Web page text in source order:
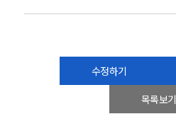
수정하기
목록보기